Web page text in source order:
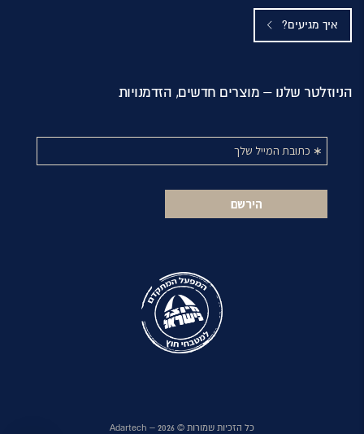
איך מגיעים?
הניוזלטר שלנו – מוצרים חדשים, הזדמנויות
כל הזכיות שמורות © 2026
– Adartech